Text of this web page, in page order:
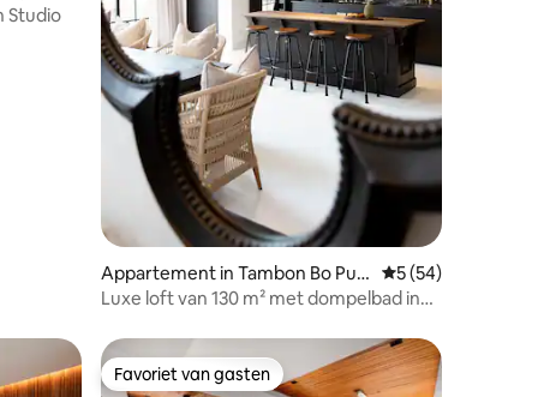
Studio
Appartement in Tambon Bo Put,
Koh Samui
Gemiddelde
5 (54)
Luxe loft van 130 m² met dompelbad in
Favoriet van gasten
Favoriet van gasten